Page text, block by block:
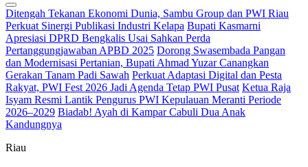
Ditengah Tekanan Ekonomi Dunia, Sambu Group dan PWI Riau
Perkuat Sinergi Publikasi Industri Kelapa Bupati Kasmarni
Apresiasi DPRD Bengkalis Usai Sahkan Perda
Pertanggungjawaban APBD 2025 Dorong Swasembada Pangan
dan Modernisasi Pertanian, Bupati Ahmad Yuzar Canangkan
Gerakan Tanam Padi Sawah Perkuat Adaptasi Digital dan Pesta
Rakyat, PWI Fest 2026 Jadi Agenda Tetap PWI Pusat Ketua Raja
Isyam Resmi Lantik Pengurus PWI Kepulauan Meranti Periode
2026–2029 Biadab! Ayah di Kampar Cabuli Dua Anak
Kandungnya
Riau